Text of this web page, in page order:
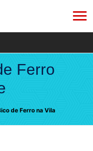
Ferro
de Ferro na Vila